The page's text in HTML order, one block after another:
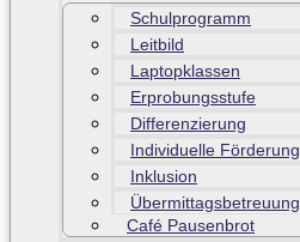
Schulprogramm
Leitbild
Laptopklassen
Erprobungsstufe
Differenzierung
Individuelle Förderung
Inklusion
Übermittagsbetreuung
Café Pausenbrot